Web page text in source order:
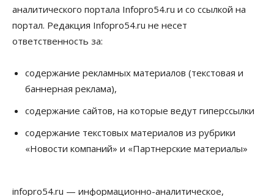
аналитического портала Infopro54.ru и со ссылкой на
портал. Редакция Infopro54.ru не несет
ответственность за:
содержание рекламных материалов (текстовая и
баннерная реклама),
содержание сайтов, на которые ведут гиперссылки
содержание текстовых материалов из рубрики
«Новости компаний» и «Партнерские материалы»
infopro54.ru — информационно-аналитическое,